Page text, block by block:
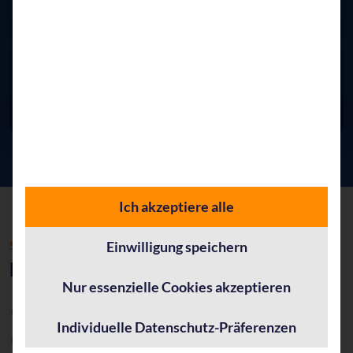
STRATEGISCHE BERATUNG
Die Dienstleistung im Überblick
Ich akzeptiere alle
Einwilligung speichern
Nur essenzielle Cookies akzeptieren
Individuelle Datenschutz-Präferenzen